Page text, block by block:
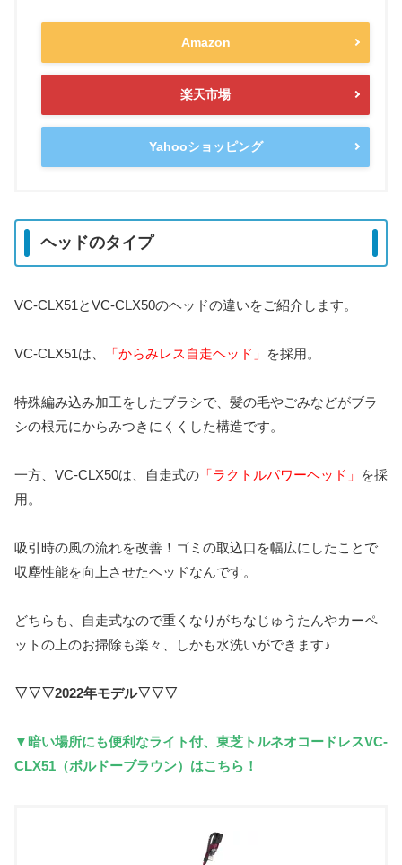
Amazon
楽天市場
Yahooショッピング
ヘッドのタイプ
VC-CLX51とVC-CLX50のヘッドの違いをご紹介します。
VC-CLX51は、 「からみレス自走ヘッド」 を採用。
特殊編み込み加工をしたブラシで、髪の毛やごみなどがブラ
シの根元にからみつきにくくした構造です。
一方、VC-CLX50は、自走式の 「ラクトルパワーヘッド」
を採
用。
吸引時の風の流れを改善！ゴミの取込口を幅広にしたことで
収塵性能を向上させたヘッドなんです。
どちらも、自走式なので重くなりがちなじゅうたんやカーペ
ットの上のお掃除も楽々、しかも水洗いができます♪
▽▽▽2022年モデル▽▽▽
▼暗い場所にも便利なライト付、東芝トルネオコードレスVC-
CLX51（ボルドーブラウン）はこちら！